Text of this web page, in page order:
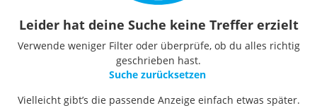
Leider hat deine Suche keine Treffer erzielt
Verwende weniger Filter oder überprüfe, ob du alles richtig
geschrieben hast.
Suche zurücksetzen
Vielleicht gibt’s die passende Anzeige einfach etwas später.